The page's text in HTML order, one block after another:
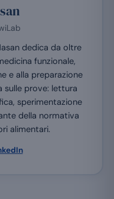
dedica da oltre
funzionale,
e alla preparazione
sulle prove: lettura
sperimentazione
della normativa
alimentari.